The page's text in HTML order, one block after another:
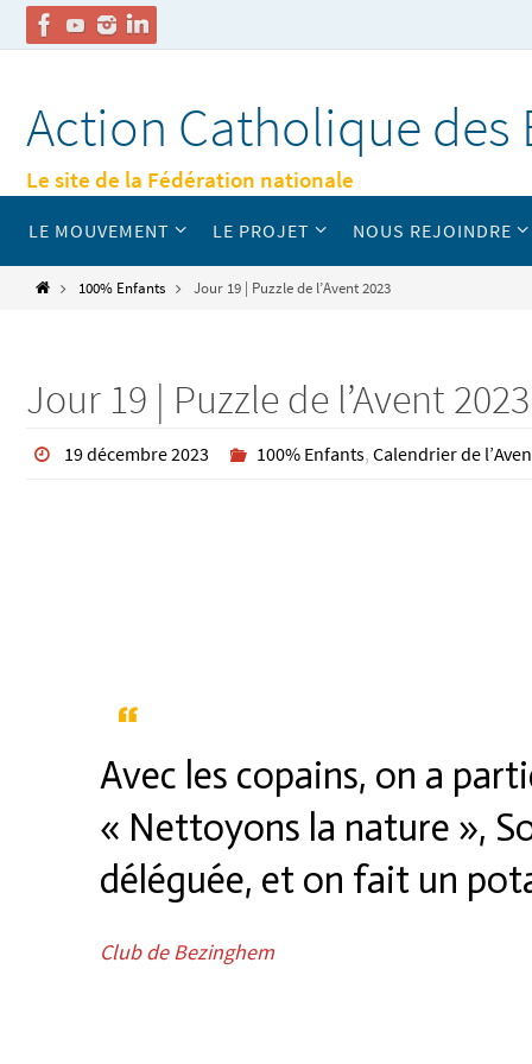
contenu
Action Catholique des
Le site de la Fédération nationale
contenu
LE MOUVEMENT LE PROJET NOUS REJOINDRE
Home100% Enfants Jour 19 | Puzzle de l’Avent 2023
Jour 19 | Puzzle de l’Avent 2023
19 décembre 2023 100% Enfants, Calendrier de
Avec les copains, on a
« Nettoyons la nature »,
déléguée, et on fait un
Club de Bezinghem